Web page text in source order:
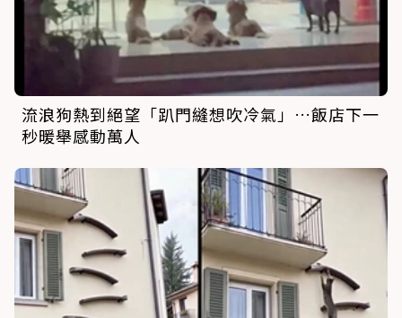
流浪狗熱到絕望「趴門縫想吹冷氣」…飯店下一
秒暖舉感動萬人